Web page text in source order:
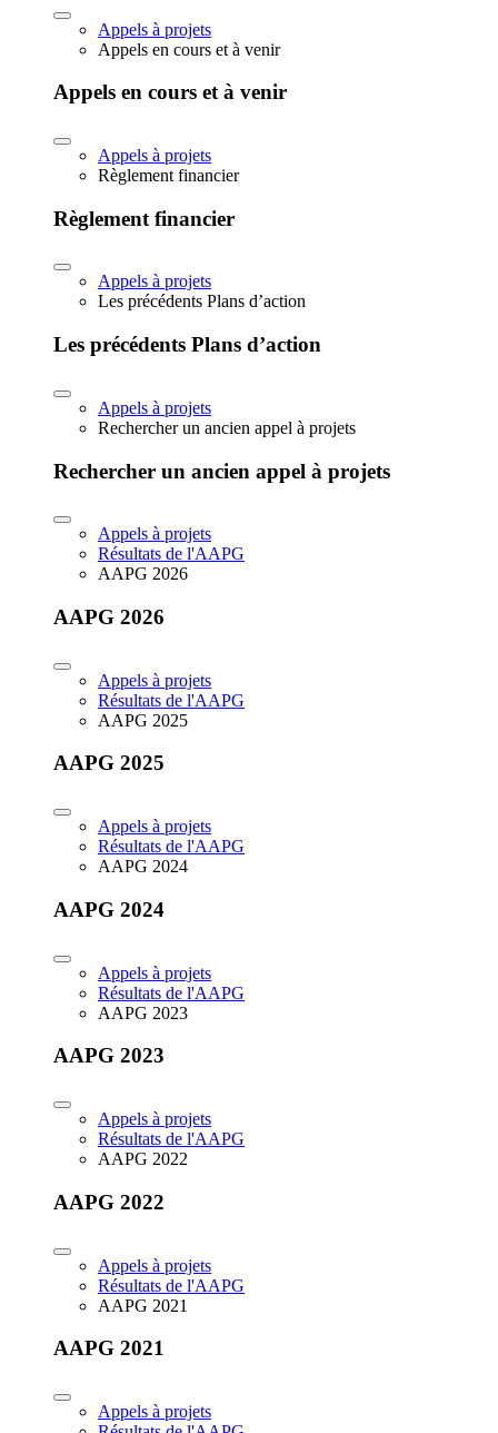
Appels à projets
Appels en cours et à venir
Appels en cours et à venir
Appels à projets
Règlement financier
Règlement financier
Appels à projets
Les précédents Plans d’action
Les précédents Plans d’action
Appels à projets
Rechercher un ancien appel à projets
Rechercher un ancien appel à projets
Appels à projets
Résultats de l'AAPG
AAPG 2026
AAPG 2026
Appels à projets
Résultats de l'AAPG
AAPG 2025
AAPG 2025
Appels à projets
Résultats de l'AAPG
AAPG 2024
AAPG 2024
Appels à projets
Résultats de l'AAPG
AAPG 2023
AAPG 2023
Appels à projets
Résultats de l'AAPG
AAPG 2022
AAPG 2022
Appels à projets
Résultats de l'AAPG
AAPG 2021
AAPG 2021
Appels à projets